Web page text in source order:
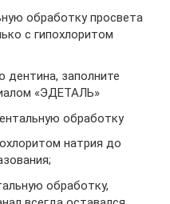
обработку просвета
с гипохлоритом
дентина, заполните
«ЭДЕТАЛЬ»
обработку
натрия до
обработку,